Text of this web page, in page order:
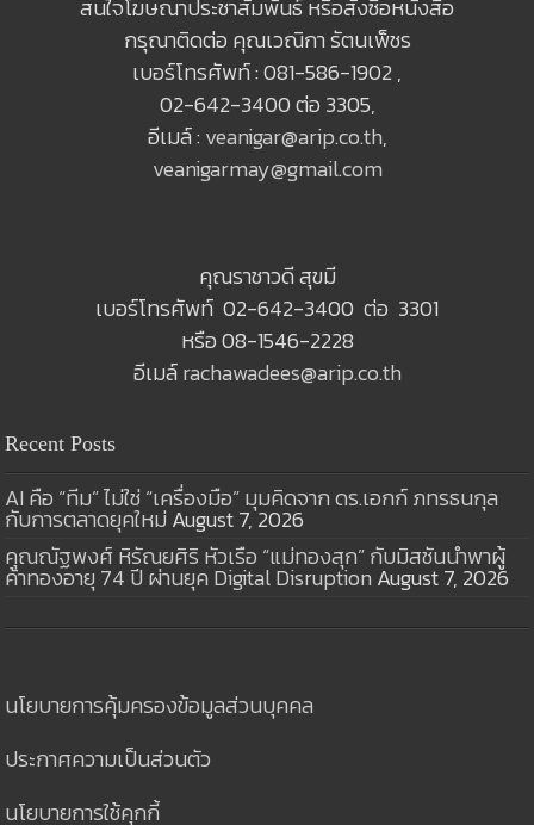
สนใจโฆษณาประชาสัมพันธ์ หรือสั่งซื้อหนังสือ
กรุณาติดต่อ คุณเวณิกา รัตนเพ็ชร
เบอร์โทรศัพท์ : 081-586-1902 ,
02-642-3400 ต่อ 3305,
อีเมล์ : veanigar@arip.co.th,
veanigarmay@gmail.com
คุณราชาวดี สุขมี
เบอร์โทรศัพท์ 02-642-3400 ต่อ 3301
หรือ 08-1546-2228
อีเมล์rachawadees@arip.co.th
Recent Posts
AI คือ “ทีม” ไม่ใช่ “เครื่องมือ” มุมคิดจาก ดร.เอกก์ ภทรธนกุล
กับการตลาดยุคใหม่ August 7, 2026
คุณณัฐพงศ์ หิรัณยศิริ หัวเรือ “แม่ทองสุก” กับมิสชันนำพาผู้
ค้าทองอายุ 74 ปี ผ่านยุค Digital Disruption August 7, 2026
นโยบายการคุ้มครองข้อมูลส่วนบุคคล
ประกาศความเป็นส่วนตัว
นโยบายการใช้คุกกี้